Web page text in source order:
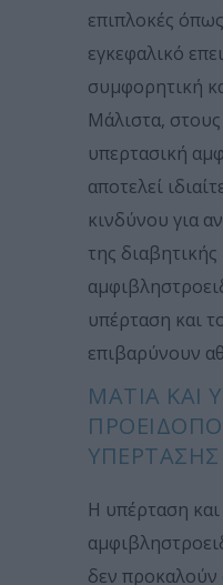
επιπλοκές
εγκεφαλικό
συμφορητική
Μάλιστα,
υπερτασική
αποτελεί
κινδύνου για
της διαβητικής
υπέρταση και
επιβαρύνουν
ΜΆΤΙΑ ΚΑΙ
Η υπέρταση
δεν